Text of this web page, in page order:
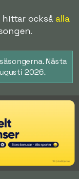
hittar också alla
Nästa
2026.